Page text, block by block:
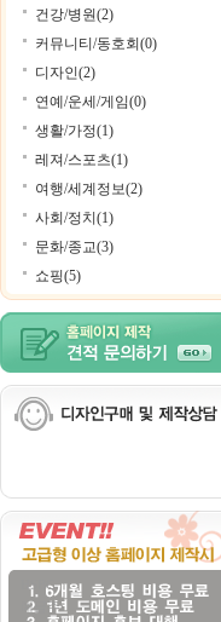
건강/병원(2)
커뮤니티/동호회(0)
디자인(2)
연예/운세/게임(0)
생활/가정(1)
레져/스포츠(1)
여행/세계정보(2)
사회/정치(1)
문화/종교(3)
쇼핑(5)
HSBC
예금주: